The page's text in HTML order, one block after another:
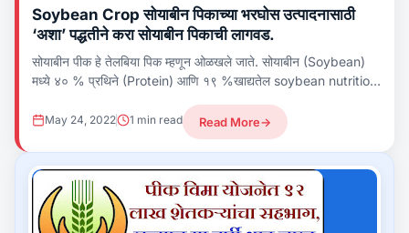
Soybean Crop सोयाबीन पिकाच्या भरघोस उत्पादनासाठी
‘अशा’ पद्धतीने करा सोयाबीन पिकाची लागवड.
सोयाबीन पीक हे तेलबिया पिक म्हणून ओळखले जाते. सोयाबीन (Soybean)
मध्ये ४० % प्रथिने (Protein) आणि १९ %खाद्यतेल soybean nutrition
May 24, 2022 1 min read Read More→